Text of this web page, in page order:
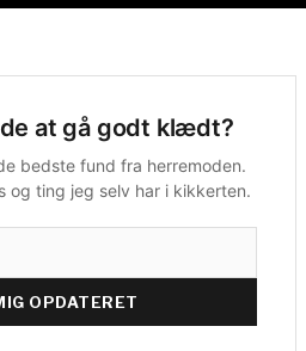
at gå godt klædt?
bedste fund fra herremoden.
og ting jeg selv har i kikkerten.
OPDATERET